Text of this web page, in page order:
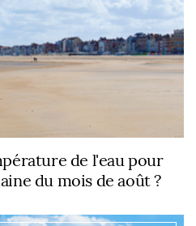
de l'eau pour
du mois de août ?